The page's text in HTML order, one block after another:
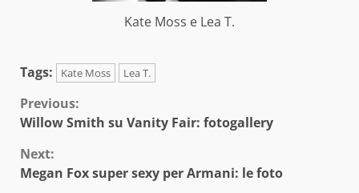
Kate Moss e Lea T.
Tags: Kate Moss Lea T.
Continue
Previous:
Willow Smith su Vanity Fair: fotogallery
Next:
Megan Fox super sexy per Armani: le foto